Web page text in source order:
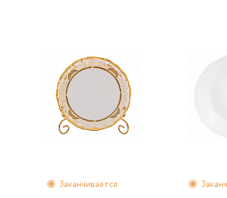
Заканчивается